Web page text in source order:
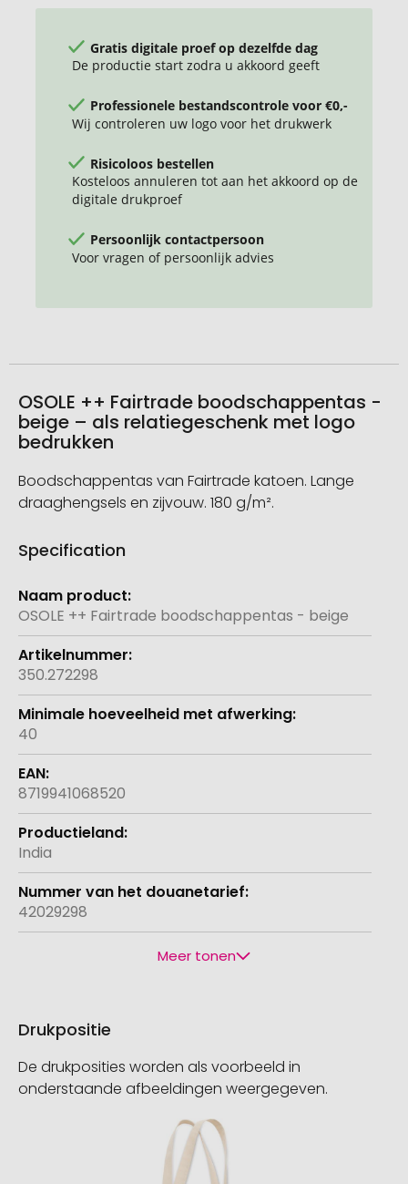
Gratis digitale proef op dezelfde dag
De productie start zodra u akkoord geeft
Professionele bestandscontrole voor €0,-
Wij controleren uw logo voor het drukwerk
Risicoloos bestellen
Kosteloos annuleren tot aan het akkoord op de
digitale drukproef
Persoonlijk contactpersoon
Voor vragen of persoonlijk advies
OSOLE ++ Fairtrade boodschappentas -
beige – als relatiegeschenk met logo
bedrukken
Boodschappentas van Fairtrade katoen. Lange
draaghengsels en zijvouw. 180 g/m².
Specification
Meer
informatie
OSOLE ++ Fairtrade boodschappentas - beige
350.272298
40
8719941068520
India
42029298
Meer tonen
Drukpositie
De drukposities worden als voorbeeld in
onderstaande afbeeldingen weergegeven.